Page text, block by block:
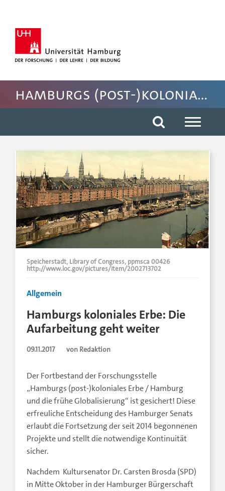
Rechte Spalte anspringen
Fussbereich der Seite anspringen
Hamburgs (post-)koloniales Erbe
Allgemein
Hamburgs koloniales Erbe: Die
Aufarbeitung geht weiter
09.11.2017 von Redaktion
Speicherstadt, Library of Congress, ppmsca 00426
http://www.loc.gov/pictures/item/2002713702
Der Fortbestand der Forschungsstelle
„Hamburgs (post-)koloniales Erbe / Hamburg
und die frühe Globalisierung“ ist gesichert! Diese
erfreuliche Entscheidung des Hamburger Senats
erlaubt die Fortsetzung der seit 2014 begonnenen
Projekte und stellt die notwendige Kontinuität
sicher.
Nachdem Kultursenator Dr. Carsten Brosda (SPD)
in Mitte Oktober in der Hamburger Bürgerschaft